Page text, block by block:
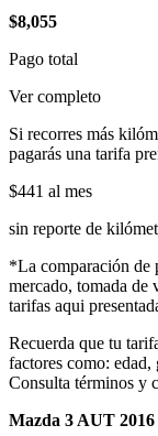
$8,055
Pago total
Ver completo
Si recorres más
pagarás una tarifa
$441 al mes
sin reporte de
*La comparación de
mercado, tomada de
tarifas aqui
Recuerda que tu
factores como:
Consulta términos y
Mazda 3 AUT 2016